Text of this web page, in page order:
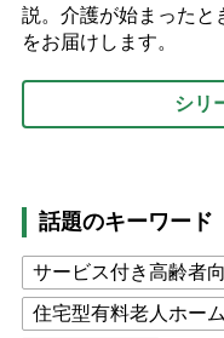
説。介護が始まったと
をお届けします。
シリ
話題のキーワード
サービス付き高齢者
住宅型有料老人ホーム